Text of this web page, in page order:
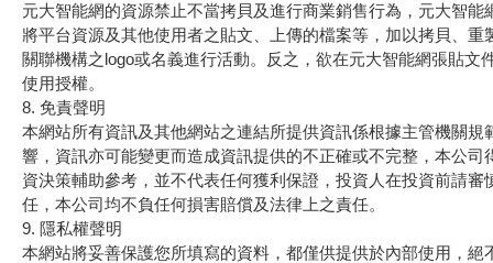
元大智能網的資源禁止不當拷貝及進行商業銷售行為，元大智
將平台資源及其他使用者之貼文、上傳的檔案等，加以拷貝、
關聯機構之logo或名義進行活動。反之，欲在元大智能網張貼
使用授權。
8. 免責聲明
本網站所有資訊及其他網站之連結所提供資訊係根據主管機關
響，資訊亦可能變更而造成資訊提供的不正確或不完整，本公
資決策輔助參考，並不代表任何獲利保證，投資人在投資前請
任，本公司均不負任何損害賠償及法律上之責任。
9. 隱私權聲明
本網站將妥善保護您所填寫的資料，都僅供提供於內部使用，